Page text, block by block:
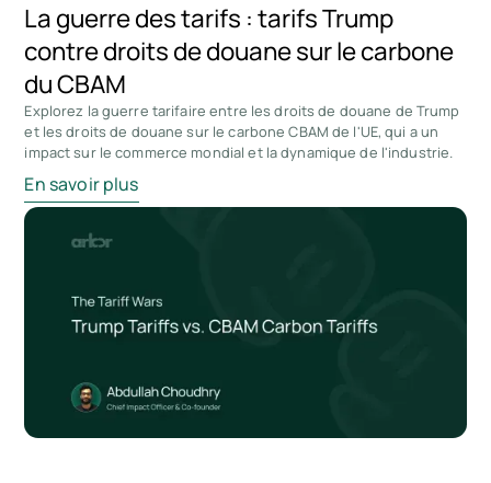
La guerre des tarifs : tarifs Trump
contre droits de douane sur le carbone
du CBAM
Explorez la guerre tarifaire entre les droits de douane de Trump
et les droits de douane sur le carbone CBAM de l'UE, qui a un
impact sur le commerce mondial et la dynamique de l'industrie.
En savoir plus